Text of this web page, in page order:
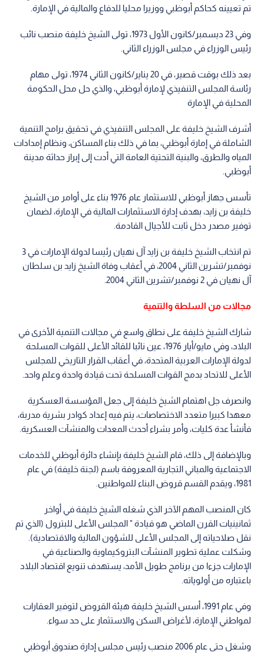
تم تعيينه كحاكم أبوظبي ووزيرا محليا للدفاع والمالية في الإمارة.
وفي 23 ديسمبر/كانون الأول 1973، تولى الشيخ خليفة منصب نائب
رئيس الوزراء في مجلس الوزراء الثاني.
بعد ذلك بوقت قصير، في 20 يناير/كانون الثاني 1974، تولى مهام
رئاسة المجلس التنفيذي لإمارة أبوظبي، والذي حل محل الحكومة
المحلية في الإمارة
أشرف الشيخ خليفة على المجلس التنفيذي في تحقيق برامج التنمية
الشاملة في إمارة أبوظبي، بما في ذلك بناء المساكن، ونظام إمدادات
المياه والطرق، والبنية التحتية العامة التي أدت إلى إبراز حداثة مدينة
أبوظبي.
تأسس جهاز أبوظبي للاستثمار عام 1976 بناء على أوامر من الشيخ
خليفة بن زايد، بهدف إدارة الاستثمارات المالية في الإمارة، لضمان
توفير مصدر دخل ثابت للأجيال القادمة.
تم انتخاب الشيخ خليفة بن زايد آل نهيان رئيسا لدولة الإمارات في 3
نوفمبر/تشرين الثاني 2004، في أعقاب وفاة الشيخ زايد بن سلطان
آل نهيان في 2 نوفمبر/تشرين الثاني 2004.
مجالات من السلطة والتنمية
شارك الشيخ خليفة على نطاق واسع في مجالات التنمية الأخرى في
البلاد، وفي مايو/أيار 1976، عين نائبا للقائد الأعلى للقوات المسلحة
لدولة الإمارات العربية المتحدة، في أعقاب القرار التاريخي للمجلس
الأعلى للاتحاد بدمج القوات المسلحة تحت قيادة واحدة وعلم واحد.
وانصرف جل اهتمام الشيخ خليفة إلى جعل المؤسسة العسكرية
معهدا كبيرا متعدد الاختصاصات، يتم فيه إعداد كوادر بشرية مدربة،
فأنشأ عدة كليات، وأمر بشراء أحدث المعدات والمنشآت العسكرية.
وبالإضافة إلى ذلك، قام الشيخ خليفة بإنشاء دائرة أبوظبي للخدمات
الاجتماعية والمباني التجارية المعروفة باسم (لجنة خليفة) في عام
1981، ويقدم القسم قروض البناء للمواطنين.
كان المنصب المهم الآخر الذي شغله الشيخ خليفة في أواخر
ثمانينيات القرن الماضي هو قيادة " المجلس الأعلى للبترول (الذي تم
نقل صلاحياته إلى المجلس الأعلى للشؤون المالية والاقتصادية).
وشكلت عملية تطوير المنشآت البتروكيماوية والصناعية في
الإمارات جزءا من برنامج طويل الأمد، يستهدف تنويع اقتصاد البلاد
باعتباره من أولوياته.
وفي عام 1991، أسس الشيخ خليفة هيئة القروض لتوفير العقارات
لمواطني الإمارة، لأغراض السكن والاستثمار على حد سواء.
وشغل حتى عام 2006 منصب رئيس مجلس إدارة صندوق أبوظبي